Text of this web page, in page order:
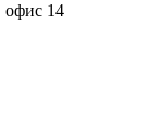
офис 14